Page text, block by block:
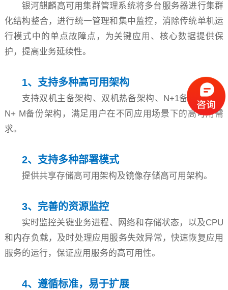
银河麒麟高可用集群管理系统将多台服务器进行集群
化结构整合，进行统一管理和集中监控，消除传统单机运
行模式中的单点故障点，为关键应用、核心数据提供保
护，提高业务延续性。
1、支持多种高可用架构
支持双机主备架构、双机热备架构、N+1备份架构和
N+ M备份架构，满足用户在不同应用场景下的高可用需
求。
2、支持多种部署模式
提供共享存储高可用架构及镜像存储高可用架构。
3、完善的资源监控
实时监控关键业务进程、网络和存储状态，以及CPU
和内存负载，及时处理应用服务失效异常，快速恢复应用
服务的运行，保证应用服务的高可用性。
4、遵循标准，易于扩展